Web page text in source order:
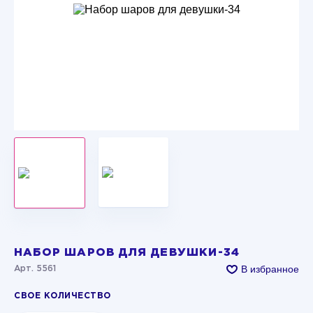
НАБОР ШАРОВ ДЛЯ ДЕВУШКИ-34
Арт. 5561 В избранное
СВОЕ КОЛИЧЕСТВО